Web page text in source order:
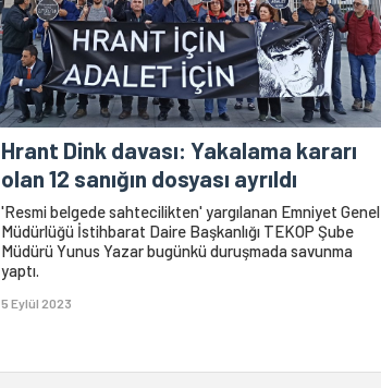
Hrant Dink davası: Yakalama kararı
olan 12 sanığın dosyası ayrıldı
'Resmi belgede sahtecilikten' yargılanan Emniyet Genel
Müdürlüğü İstihbarat Daire Başkanlığı TEKOP Şube
Müdürü Yunus Yazar bugünkü duruşmada savunma
yaptı.
5 Eylül 2023